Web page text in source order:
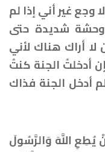
غير أني إذا لم
شديدة حتى
لا أراك هناك لأني
أدخلتُ الجنة كنتُ
أدخل الجنة فذاك
يُطِعِ اللَّهَ وَالرَّسُولَ